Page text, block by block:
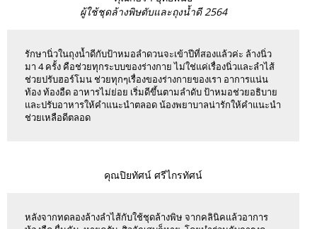
ผู้ใช้ชุดล้างพิษตับและถุงน้ำดี 2564
รักษานิ่วในถุงน้ำดีกับป้าหมอลำดวนจะเข้าปีที่สองแล้วค่ะ ล้างนิ่ว
มา 4 ครั้ง คือช่วยทุกระบบของร่างกาย ไม่ใช่แค่เรื่องนิ่วและลำไส้
ช่วยปรับฮอร์โมน ช่วยทุกๆเรื่องของร่างกายของเรา อาการแน่น
ท้อง ท้องอืด อาหารไม่ย่อย เริ่มดีขึ้นตามลำดับ ป้าหมอช่วยอธิบาย
และปรับอาหารให้คำแนะนำตลอด น้องพยาบาลน่ารักให้คำแนะนำ
ช่วยเหลือดีตลอด
คุณปิยทัศน์ ศรีไกรทัศน์
หลังจากทดลองล้างลำไส้กับใช้ชุดล้างพิษ จากคลินิคแล้วอาการ